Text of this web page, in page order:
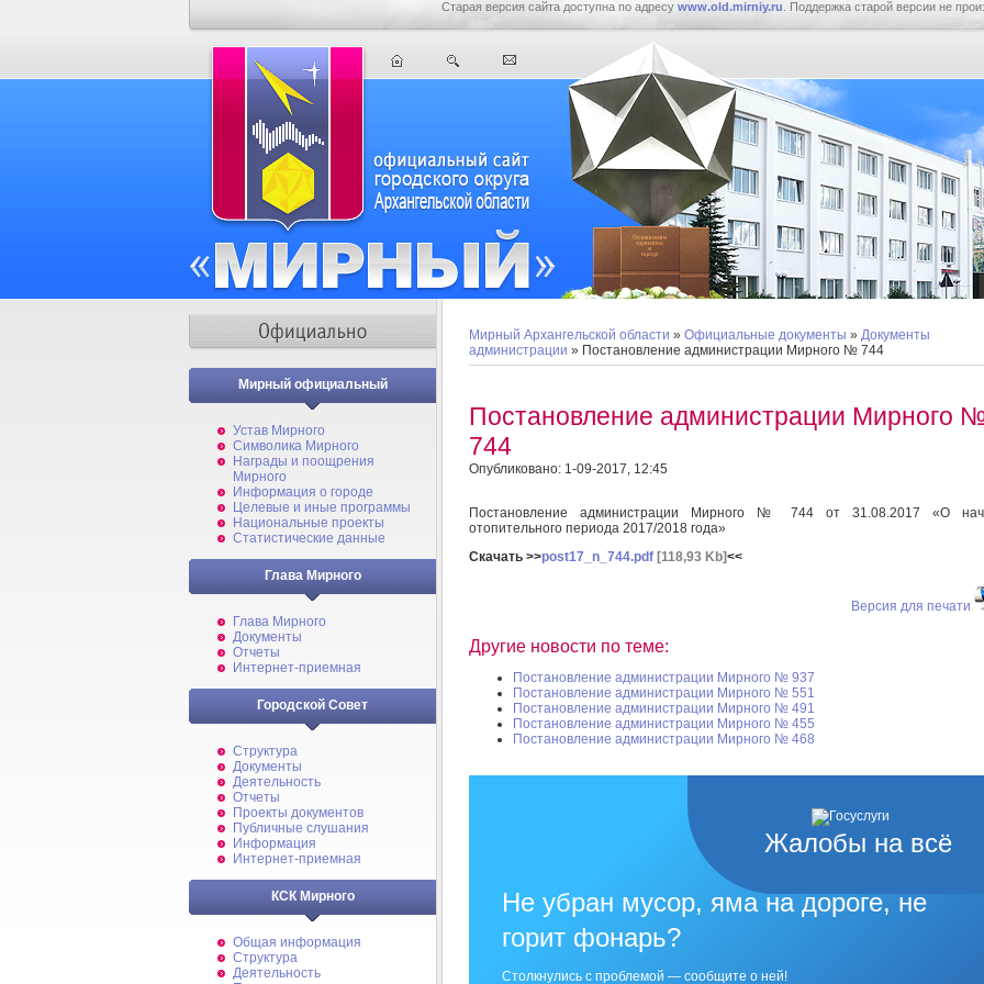
Старая версия сайта доступна по адресу www.old.mirniy.ru . Поддержка старой версии не
Мирный официальный
Устав Мирного
Символика Мирного
Награды и поощрения
Мирного
Информация о городе
Целевые и иные программы
Национальные проекты
Статистические данные
Глава Мирного
Глава Мирного
Документы
Отчеты
Интернет-приемная
Городской Совет
Структура
Документы
Деятельность
Отчеты
Проекты документов
Публичные слушания
Информация
Интернет-приемная
КСК Мирного
Общая информация
Структура
Деятельность
Мирный Архангельской области » Официальные документы » Документы
администрации » Постановление администрации Мирного № 744
Постановление администрации Мирного
744
Опубликовано: 1-09-2017, 12:45
Постановление администрации Мирного № 744 от 31.08.2017 «О
отопительного периода 2017/2018 года»
Скачать >>post17_n_744.pdf [118,93 Kb]<<
Версия для печати
Другие новости по теме:
Постановление администрации Мирного № 937
Постановление администрации Мирного № 551
Постановление администрации Мирного № 491
Постановление администрации Мирного № 455
Постановление администрации Мирного № 468
Жалобы на всё
Не убран мусор, яма на дороге, не
горит фонарь?
Столкнулись с проблемой — сообщите о ней!